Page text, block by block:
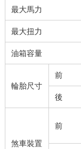
最大馬力
最大扭力
油箱容量
輪胎尺寸
前
後
煞車裝置
前